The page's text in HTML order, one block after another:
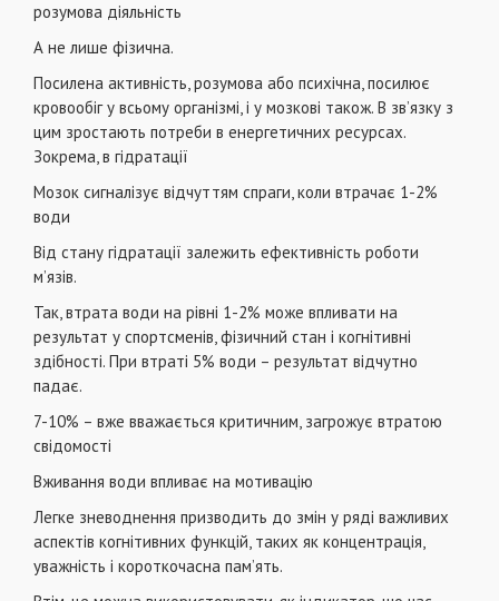
розумова діяльність
А не лише фізична.
Посилена активність, розумова або психічна, посилює
кровообіг у всьому організмі, і у мозкові також. В зв’язку з
цим зростають потреби в енергетичних ресурсах.
Зокрема, в гідратації
Мозок сигналізує відчуттям спраги, коли втрачає 1-2%
води
Від стану гідратації залежить ефективність роботи
м’язів.
Так, втрата води на рівні 1-2% може впливати на
результат у спортсменів, фізичний стан і когнітивні
здібності. При втраті 5% води – результат відчутно
падає.
7-10% – вже вважається критичним, загрожує втратою
свідомості
Вживання води впливає на мотивацію
Легке зневоднення призводить до змін у ряді важливих
аспектів когнітивних функцій, таких як концентрація,
уважність і короткочасна пам’ять.